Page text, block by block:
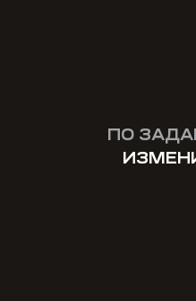
ПО